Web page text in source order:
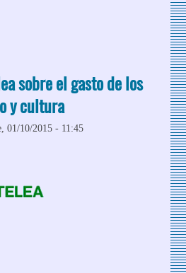
número de turistas hospedados
los 7,4 millones de personas, un
que el año anterior
sobre el gasto de los
y cultura
01/10/2015 - 11:45